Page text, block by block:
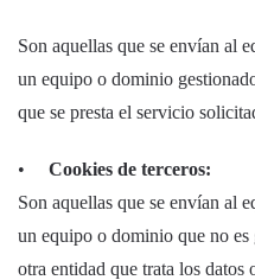
Son aquellas que se envían al
un equipo o dominio
que se presta el servicio
•
Cookies de terceros:
Son aquellas que se envían al
un equipo o dominio que no
otra entidad que trata los datos